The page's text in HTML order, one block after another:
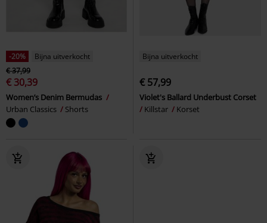
-20%
Bijna uitverkocht
€ 37,99
€ 30,39
Women’s Denim Bermudas
Urban Classics
Shorts
Bijna uitverkocht
€ 57,99
Violet's Ballard Underbust Corset
Killstar
Korset